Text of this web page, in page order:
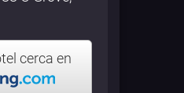
cerca en